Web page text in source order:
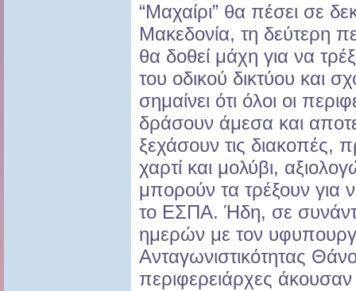
“Μαχαίρι” θα πέσει σε
Μακεδονία, τη δεύτερη
θα δοθεί μάχη για να
του οδικού δικτύου και
σημαίνει ότι όλοι οι
δράσουν άμεσα και
ξεχάσουν τις διακοπές,
χαρτί και μολύβι,
μπορούν τα τρέξουν για
το ΕΣΠΑ. Ήδη, σε
ημερών με τον
Ανταγωνιστικότητας
περιφερειάρχες